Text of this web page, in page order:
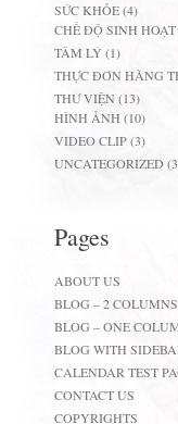
SỨC KHỎE(4)
CHẾ ĐỘ SINH
TÂM LÝ (1)
THỰC ĐƠN HÀNG
THƯ VIỆN (13)
HÌNH ẢNH (10)
VIDEO CLIP(3)
UNCATEGORIZED
Pages
ABOUT US
BLOG – 2
BLOG – ONE
BLOG WITH
CALENDAR TEST
CONTACT US
COPYRIGHTS